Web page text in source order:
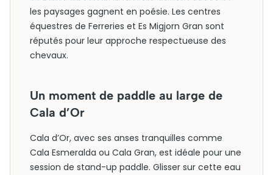
les paysages gagnent en poésie. Les centres
équestres de Ferreries et Es Migjorn Gran sont
réputés pour leur approche respectueuse des
chevaux.
Un moment de paddle au large de
Cala d’Or
Cala d’Or, avec ses anses tranquilles comme
Cala Esmeralda ou Cala Gran, est idéale pour une
session de stand-up paddle. Glisser sur cette eau